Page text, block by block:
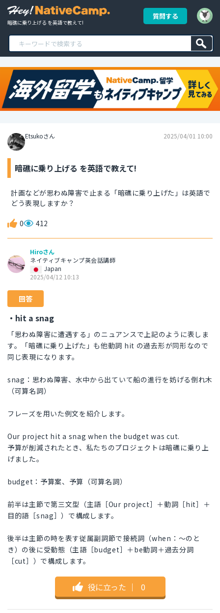
暗礁に乗り上げる を英語で教えて!
質問する
Etsukoさん 2025/04/01 10:00
暗礁に乗り上げる を英語で教えて!
計画などが思わぬ障害で止まる「暗礁に乗り上げた」は英語で
どう表現しますか？
0 412
Hiroさん
ネイティブキャンプ英会話講師
Japan
2025/04/12 10:13
回答
・hit a snag
「思わぬ障害に遭遇する」のニュアンスで上記のように表しま
す。「暗礁に乗り上げた」も他動詞 hit の過去形が同形なので
同じ表現になります。
snag：思わぬ障害、水中から出ていて船の進行を妨げる倒れ木
（可算名詞）
フレーズを用いた例文を紹介します。
Our project hit a snag when the budget was cut.
予算が削減されたとき、私たちのプロジェクトは暗礁に乗り上
げました。
budget：予算案、予算（可算名詞）
前半は主節で第三文型（主語［Our project］＋動詞［hit］＋
目的語［snag］）で構成します。
後半は主節の時を表す従属副詞節で接続詞（when：～のと
き）の後に受動態（主語［budget］＋be動詞＋過去分詞
［cut］）で構成します。
役に立った ｜ 0